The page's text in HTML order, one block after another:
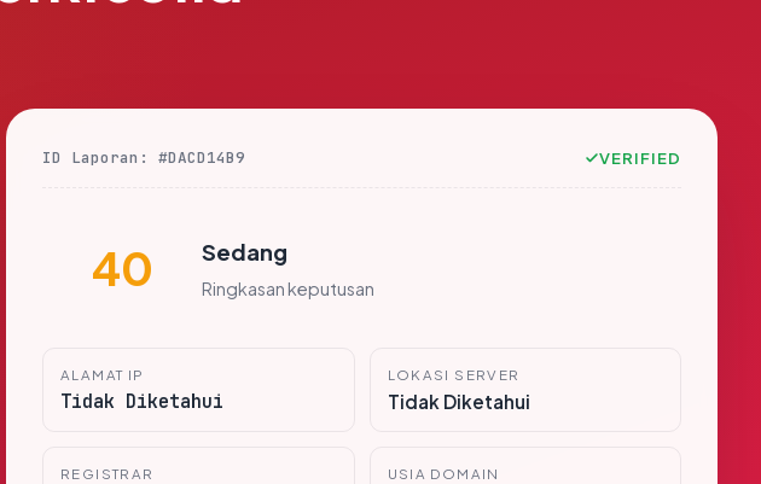
ID Laporan: #DACD14B9 VERIFIED
40 Sedang
Ringkasan keputusan
ALAMAT IP
Tidak Diketahui
LOKASI SERVER
Tidak Diketahui
REGISTRAR USIA DOMAIN